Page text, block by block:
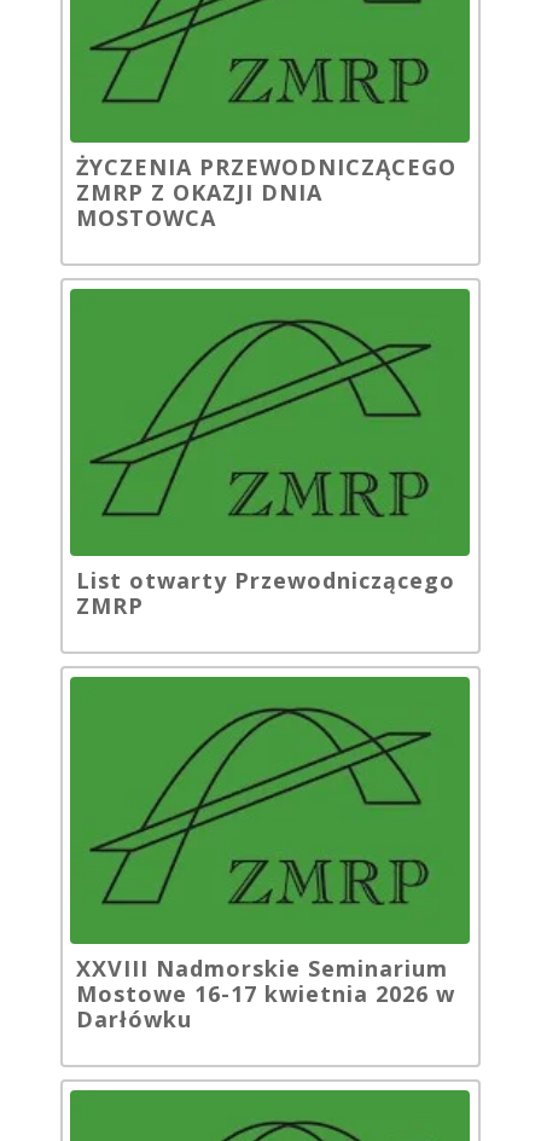
ŻYCZENIA PRZEWODNICZĄCEGO
ZMRP Z OKAZJI DNIA
MOSTOWCA
List otwarty Przewodniczącego
ZMRP
XXVIII Nadmorskie Seminarium
Mostowe 16-17 kwietnia 2026 w
Darłówku